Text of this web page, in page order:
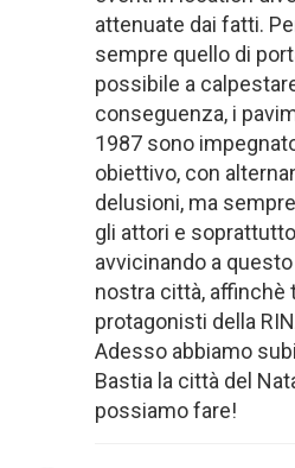
attenuate dai fatti.
sempre quello di
possibile a
conseguenza, i
1987 sono
obiettivo, con
delusioni, ma
gli attori e
avvicinando a
nostra città, affinchè
protagonisti della
Adesso abbiamo
Bastia la città del
possiamo fare!